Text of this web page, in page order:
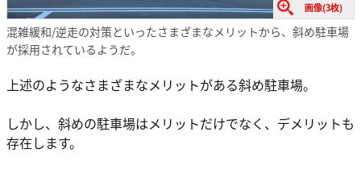
画像(3枚)
混雑緩和/逆走の対策といったさまざまなメリットから、斜め駐車場
が採用されているようだ。
上述のようなさまざまなメリットがある斜め駐車場。
しかし、斜めの駐車場はメリットだけでなく、デメリットも
存在します。